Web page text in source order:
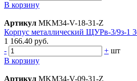
В корзину
Артикул MKM34-V-18-31-Z
Корпус металлический ЩУРв-3/9з-1
1 166.40 руб.
-
+ шт
В корзину
Артикул MKM34-V-09-31-Z